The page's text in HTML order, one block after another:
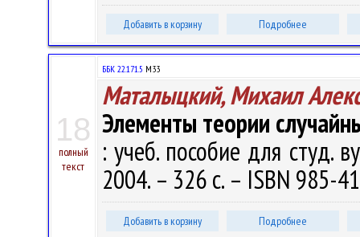
Добавить в корзину Подробнее
18
полный
текст
ББК 22.171.5 М33
Маталыцкий, Михаил
Элементы теории
: учеб. пособие для студ.
2004. – 326 с. – ISBN 985-
Добавить в корзину Подробнее